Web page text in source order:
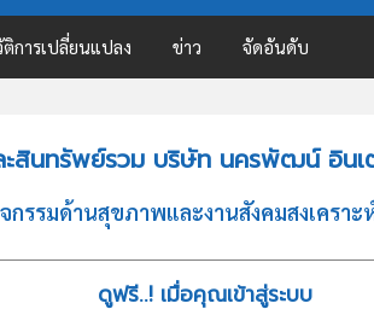
การเปลี่ยนแปลง ข่าว จัดอันดับ
ะสินทรัพย์รวม บริษัท นครพัฒน์ อิน
รมด้านสุขภาพและงานสังคมสงเคราะ
ดูฟรี..! เมื่อคุณเข้าสู่ระบบ